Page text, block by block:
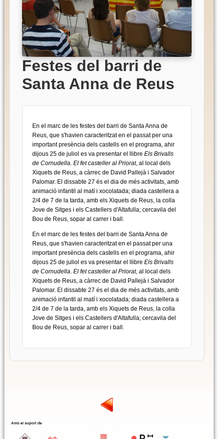
Festes del barri de
Santa Anna de Reus
En el marc de les festes del barri de Santa Anna de
Reus, que s'havien caracteritzat en el passat per una
important presència dels castells en el programa, ahir
dijous 25 de juliol es va presentar el llibre Els Brivalls
de Cornudella. El fet casteller al Priorat, al local dels
Xiquets de Reus, a càrrec de David Pallejà i Salvador
Palomar. El dissabte 27 és el dia de més activitats, amb
animació infantil al matí i xocolatada; diada castellera a
2/4 de 7 de la tarda, amb els Xiquets de Reus, la colla
Jove de Sitges i els Castellers d'Altafulla; cercavila del
Bou de Reus, sopar al carrer i ball.
En el marc de les festes del barri de Santa Anna de
Reus, que s'havien caracteritzat en el passat per una
important presència dels castells en el programa, ahir
dijous 25 de juliol es va presentar el llibre Els Brivalls
de Cornudella. El fet casteller al Priorat, al local dels
Xiquets de Reus, a càrrec de David Pallejà i Salvador
Palomar. El dissabte 27 és el dia de més activitats, amb
animació infantil al matí i xocolatada; diada castellera a
2/4 de 7 de la tarda, amb els Xiquets de Reus, la colla
Jove de Sitges i els Castellers d'Altafulla; cercavila del
Bou de Reus, sopar al carrer i ball.